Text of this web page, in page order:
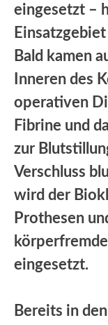
eingesetzt –
Bald kamen
Inneren des
operativen
Fibrine und
zur
Verschluss
wird der
Prothesen
eingesetzt.
Bereits in